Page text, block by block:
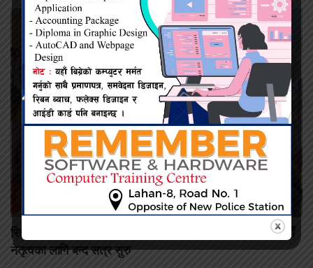
सिरहाका ११ सय टेन्ट व्यवसायीहरूको पहिलो जिल्ला अधिवेशन: नयाँ
नेतृत्वका लागि बन्द सत्र सुरु